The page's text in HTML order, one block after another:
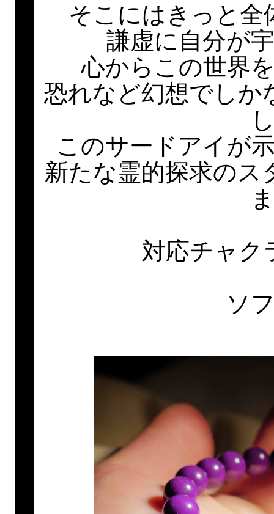
そこにはきっと全
謙虚に自分が
心からこの世界
恐れなど幻想でしか
このサードアイが
新たな霊的探求のス
対応チャク
ソ